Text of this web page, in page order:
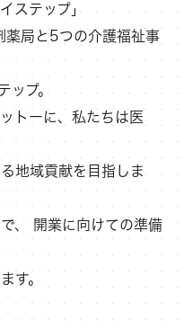
テップ」
局と5つの介護福祉事
プ。
トーに、私たちは医
地域貢献を目指しま
、 開業に向けての準備
す。